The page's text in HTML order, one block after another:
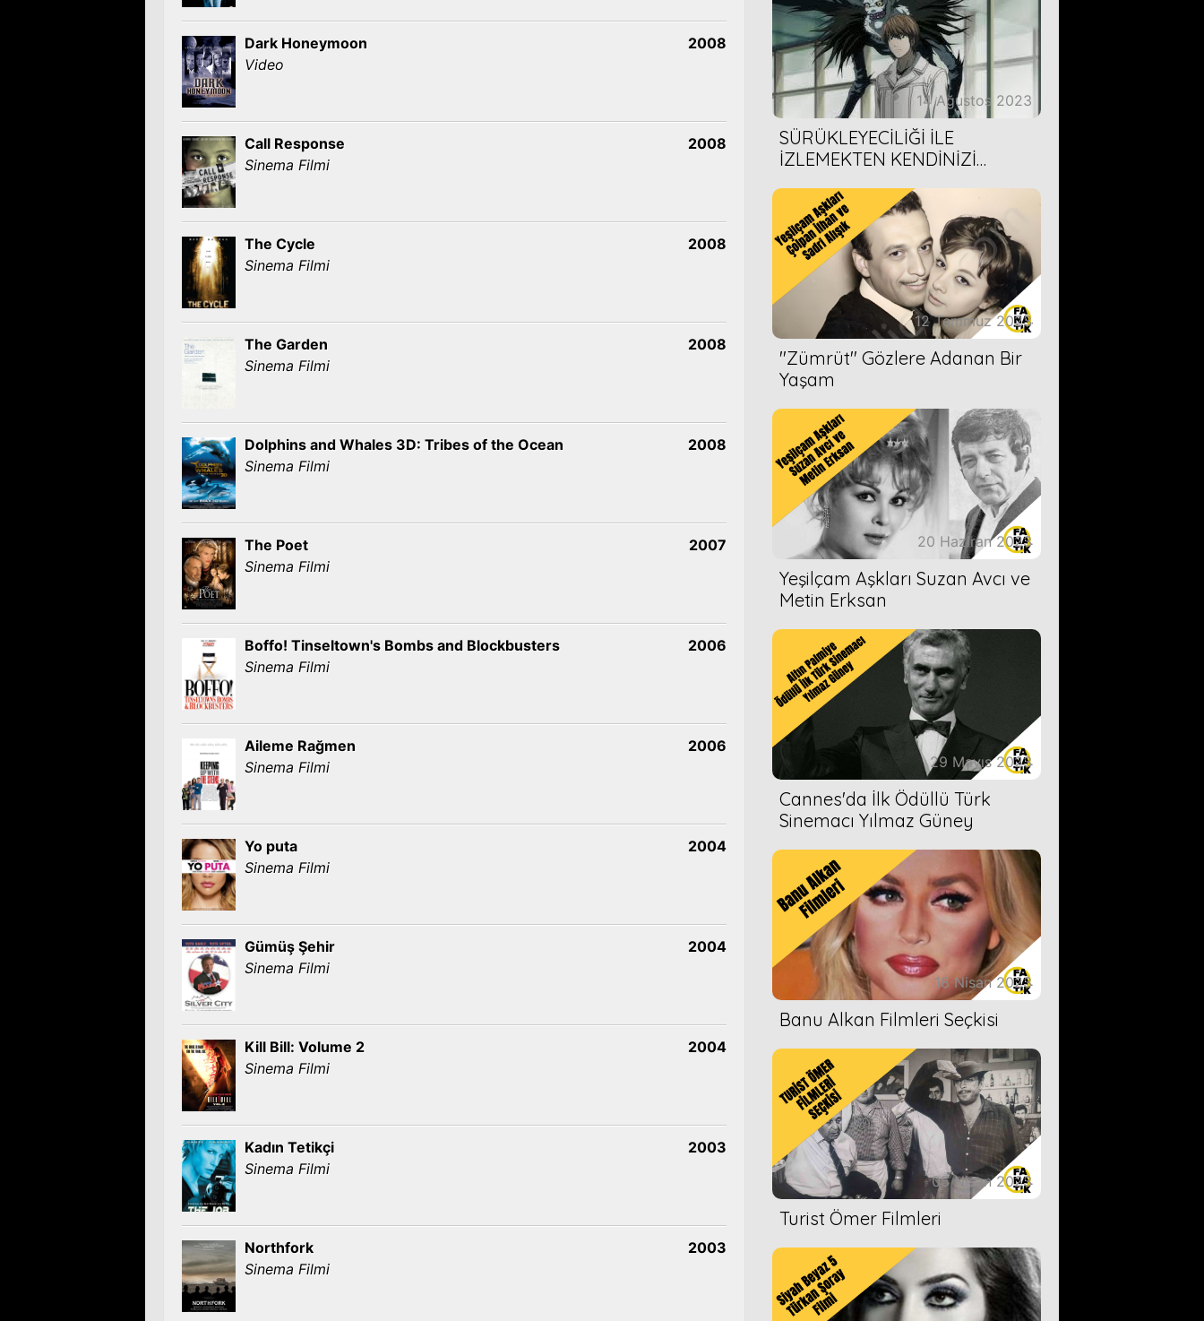
Dark Honeymoon
Video
2008
Call Response
Sinema Filmi
2008
The Cycle
Sinema Filmi
2008
The Garden
Sinema Filmi
2008
Dolphins and Whales 3D: Tribes of the Ocean
Sinema Filmi
2008
The Poet
Sinema Filmi
2007
Boffo! Tinseltown's Bombs and Blockbusters
Sinema Filmi
2006
Aileme Rağmen
Sinema Filmi
2006
Yo puta
Sinema Filmi
2004
Gümüş Şehir
Sinema Filmi
2004
Kill Bill: Volume 2
Sinema Filmi
2004
Kadın Tetikçi
Sinema Filmi
2003
Northfork
Sinema Filmi
2003
14 Ağustos 2023
SÜRÜKLEYECİLİĞİ İLE
İZLEMEKTEN KENDİNİZİ
ÖNERİMİZ
12 Temmuz 2023
''Zümrüt'' Gözlere Adanan Bir
Yaşam
20 Haziran 2023
Yeşilçam Aşkları Suzan Avcı ve
Metin Erksan
29 Mayıs 2023
Cannes'da İlk Ödüllü Türk
Sinemacı Yılmaz Güney
18 Nisan 2023
Banu Alkan Filmleri Seçkisi
05 Nisan 2023
Turist Ömer Filmleri